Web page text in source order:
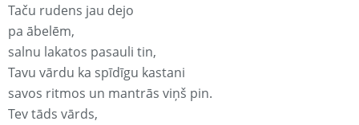
Taču rudens jau dejo
pa ābelēm,
salnu lakatos pasauli tin,
Tavu vārdu ka spīdīgu kastani
savos ritmos un mantrās viņš pin.
Tev tāds vārds,